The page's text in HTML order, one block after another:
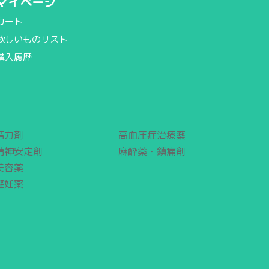
ート
しいものリスト
入履歴
力剤
神安定剤
容薬
妊薬
高血圧症治療薬
麻酔薬・鎮痛剤